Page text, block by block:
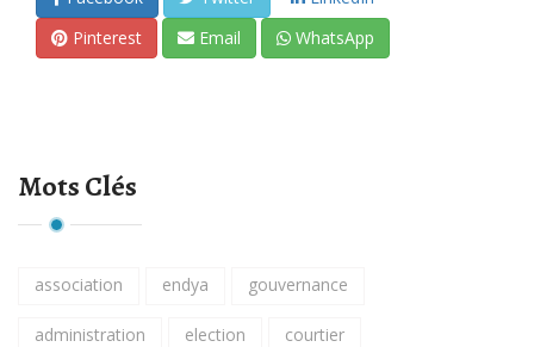
Pinterest
Email WhatsApp
Mots Clés
association endya gouvernance
administration election courtier